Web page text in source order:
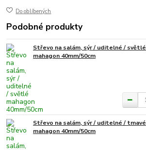
Do oblíbených
Podobné produkty
Střevo na salám, sýr / uditelné / světlé
mahagon 40mm/50cm
Střevo na salám, sýr / uditelné / tmavé
mahagon 40mm/50cm